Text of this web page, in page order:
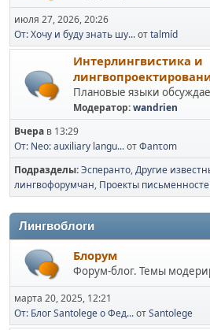
июля 27, 2026, 20:26
От: Хочу и буду знать шу...отtalmíd
Интерлингвистика и
Плановые языки
Модератор:wandrien
Вчера в 13:29
От: Neo: auxiliary langu...отΦanτοm
Подразделы Эсперанто Другие
лингвофорумчан Проекты
Лингвоблоги
Блорум
Форум-блог. Темы
марта 20, 2025, 12:21
От: Блог Santolege о Фед...отSantolege